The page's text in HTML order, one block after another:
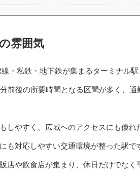
雰囲気
・私鉄・地下鉄が集まるターミナル駅
前後の所要時間となる区間が多く、
やすく、広域へのアクセスにも優れ
も対応しやすい交通環境が整った駅で
店や飲食店が集まり、休日だけでな